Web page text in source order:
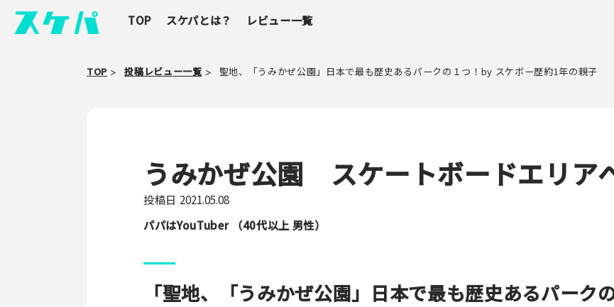
TOP スケパとは？ レビュー一覧
TOP 投稿レビュー一覧 聖地、「うみかぜ公園」日本で最も歴史あるパークの１つ！by スケボー歴約1年の親子
うみかぜ公園 スケートボードエリア
投稿日 2021.05.08
パパはYouTuber （40代以上 男性）
「聖地、「うみかぜ公園」日本で最も歴史あるパーク